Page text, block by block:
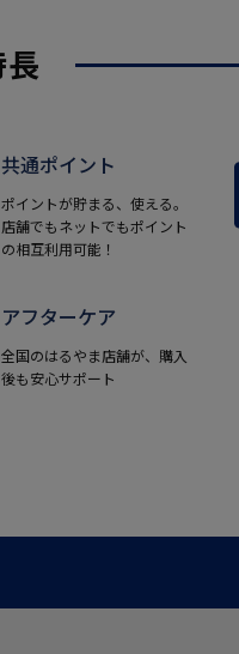
共通ポイント
ポイントが貯まる、使える。
店舗でもネットでもポイント
の相互利用可能！
アフターケア
全国のはるやま店舗が、購入
後も安心サポート